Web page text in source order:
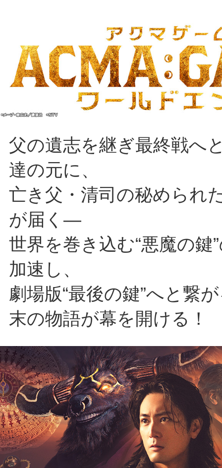
父の遺志を継ぎ最終戦へ
達の元に、
亡き父・清司の秘められ
が届く―
世界を巻き込む“悪魔の鍵
加速し、
劇場版“最後の鍵”へと繋
末の物語が幕を開ける！